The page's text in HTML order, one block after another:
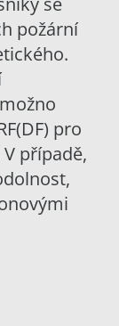
požární
pro
případě,